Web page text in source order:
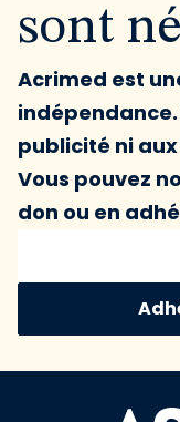
sont
Acrimed est
indépendance.
publicité ni
Vous pouvez
don ou en